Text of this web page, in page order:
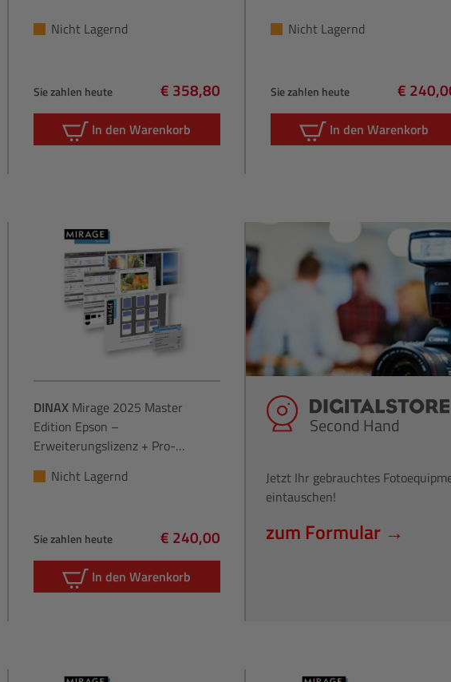
Nicht Lagernd
Sie zahlen heute
Regulärer Preis:
€ 358,80
In den Warenkorb
Nicht Lagernd
Sie zahlen heute €
In den Warenkorb
DINAXMirage 2025 Master
Edition Epson –
Erweiterungslizenz + Pro-
Nicht Lagernd
Sie zahlen heute
Regulärer Preis:
€ 240,00
In den Warenkorb
Second Hand
Jetzt Ihr gebrauchtes
eintauschen!
zum Formular →